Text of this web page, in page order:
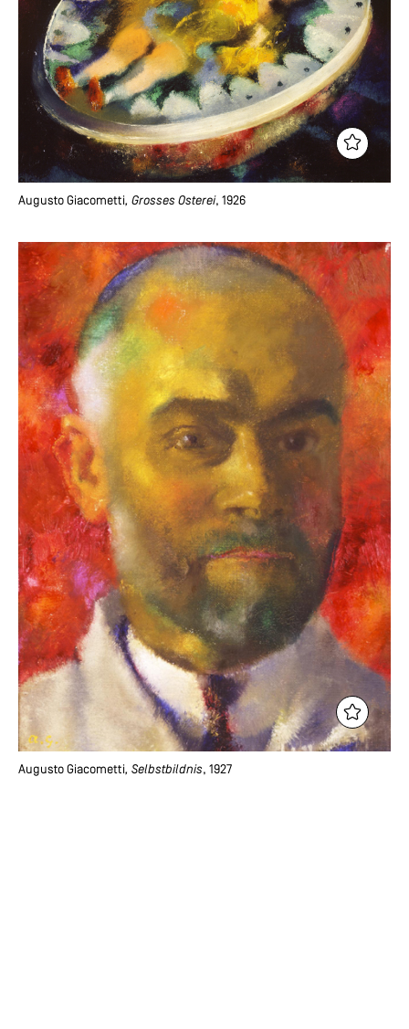
Augusto Giacometti, Grosses Osterei, 1926
Augusto Giacometti, Selbstbildnis, 1927